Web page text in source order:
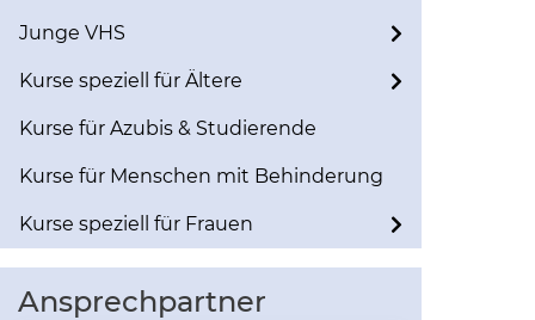
Junge VHS
Kurse speziell für Ältere
Kurse für Azubis & Studierende
Kurse für Menschen mit Behinderung
Kurse speziell für Frauen
Ansprechpartner